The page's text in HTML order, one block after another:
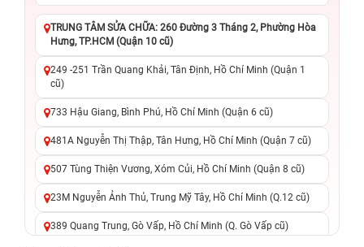
TRUNG TÂM SỬA CHỮA: 260 Đường 3 Tháng 2, Phường Hòa
Hưng, TP.HCM (Quận 10 cũ)
249 -251 Trần Quang Khải, Tân Định, Hồ Chí Minh (Quận 1
cũ)
733 Hậu Giang, Bình Phú, Hồ Chí Minh (Quận 6 cũ)
481A Nguyễn Thị Thập, Tân Hưng, Hồ Chí Minh (Quận 7 cũ)
507 Tùng Thiện Vương, Xóm Củi, Hồ Chí Minh (Quận 8 cũ)
23M Nguyễn Ảnh Thủ, Trung Mỹ Tây, Hồ Chí Minh (Q.12 cũ)
389 Quang Trung, Gò Vấp, Hồ Chí Minh (Q. Gò Vấp cũ)